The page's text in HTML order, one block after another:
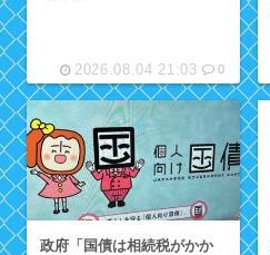
2026.08.04 21:03 0
政府「国債は相続税がかか